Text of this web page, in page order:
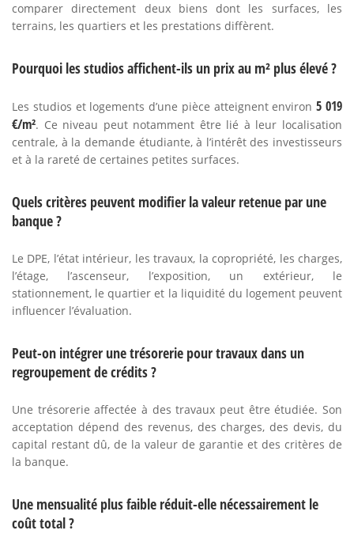
comparer directement deux biens dont les surfaces, les
terrains, les quartiers et les prestations diffèrent.
Pourquoi les studios affichent-ils un prix au m² plus élevé ?
Les studios et logements d’une pièce atteignent environ5 019
€/m². Ce niveau peut notamment être lié à leur localisation
centrale, à la demande étudiante, à l’intérêt des investisseurs
et à la rareté de certaines petites surfaces.
Quels critères peuvent modifier la valeur retenue par une
banque ?
Le DPE, l’état intérieur, les travaux, la copropriété, les charges,
l’étage, l’ascenseur, l’exposition, un extérieur, le
stationnement, le quartier et la liquidité du logement peuvent
influencer l’évaluation.
Peut-on intégrer une trésorerie pour travaux dans un
regroupement de crédits ?
Une trésorerie affectée à des travaux peut être étudiée. Son
acceptation dépend des revenus, des charges, des devis, du
capital restant dû, de la valeur de garantie et des critères de
la banque.
Une mensualité plus faible réduit-elle nécessairement le
coût total ?